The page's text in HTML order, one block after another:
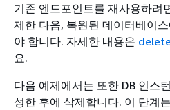
기존 엔드포인트를 재사용하려
제한 다음, 복원된 데이터베이
야 합니다. 자세한 내용은
요.
다음 예제에서는 또한 DB 인스
성한 후에 삭제합니다. 이 단계